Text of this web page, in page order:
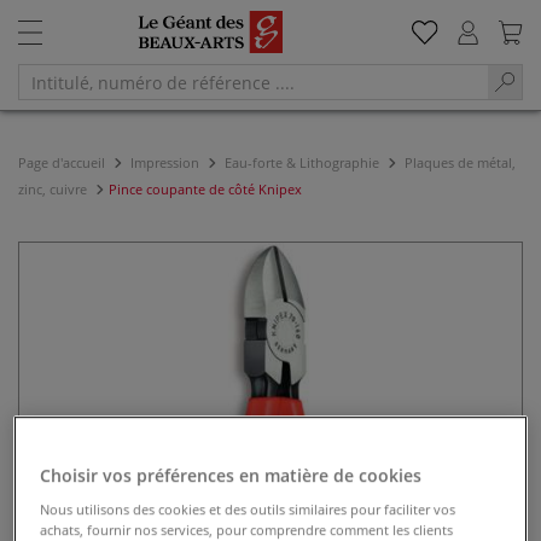
Page d'accueil Impression Eau-forte & Lithographie
Plaques de métal,
zinc, cuivre
Pince coupante de côté Knipex
Choisir vos préférences en matière de cookies
Nous utilisons des cookies et des outils similaires pour faciliter vos
achats, fournir nos services, pour comprendre comment les clients